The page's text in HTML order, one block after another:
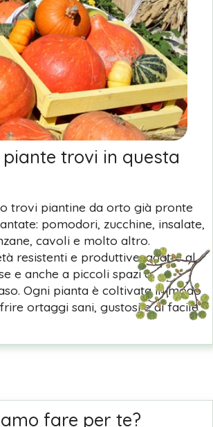
trovi in questa
trovi piantine da orto già pronte
pomodori, zucchine, insalate,
cavoli e molto altro.
resistenti e produttive, adatte al
e anche a piccoli spazi o
Ogni pianta è coltivata in modo
ortaggi sani, gustosi e di facile
fare per te?